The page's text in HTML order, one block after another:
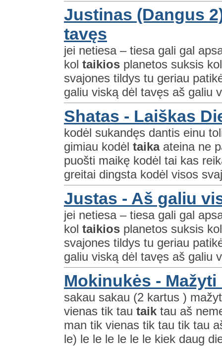
Justinas (Dangus
tavęs
jei netiesa – tiesa gali gal
kol taikios planetos suksis
svajones tildys tu geriau
galiu viską dėl tavęs aš galiu
Shatas - Laiškas
kodėl sukandęs dantis einu
gimiau kodėl taikaateina ne
puošti maikę kodėl tai kas
greitai dingsta kodėl visos
Justas - Aš galiu
jei netiesa – tiesa gali gal
kol taikios planetos suksis
svajones tildys tu geriau
galiu viską dėl tavęs aš galiu
Mokinukės - Mažyti
sakau sakau (2 kartus )
vienas tik tau taik tau aš
man tik vienas tik tau tik tau
le) le le le le le le kiek daug